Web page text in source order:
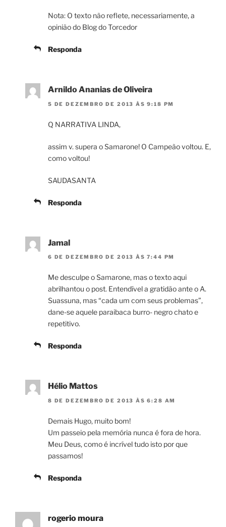
Nota: O texto não reflete, necessariamente, a
opinião do Blog do Torcedor
Responda
Arnildo Ananias de Oliveira
5 DE DEZEMBRO DE 2013 ÀS 9:18 PM
Q NARRATIVA LINDA,
assim v. supera o Samarone! O Campeão voltou. E,
como voltou!
SAUDASANTA
Responda
Jamal
6 DE DEZEMBRO DE 2013 ÀS 7:44 PM
Me desculpe o Samarone, mas o texto aqui
abrilhantou o post. Entendível a gratidão ante o A.
Suassuna, mas “cada um com seus problemas”,
dane-se aquele paraibaca burro- negro chato e
repetitivo.
Responda
Hélio Mattos
8 DE DEZEMBRO DE 2013 ÀS 6:28 AM
Demais Hugo, muito bom!
Um passeio pela memória nunca é fora de hora.
Meu Deus, como é incrível tudo isto por que
passamos!
Responda
rogerio moura